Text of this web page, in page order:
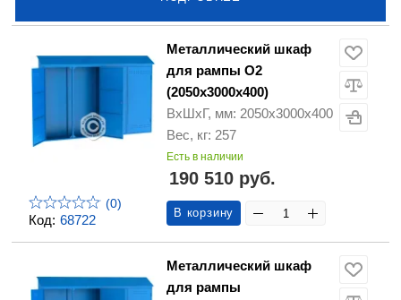
Код: 68722
(0)
Металлический шкаф
для рампы О2
(2050х3000х400)
ВхШхГ, мм: 2050х3000х400
Вес, кг: 257
Есть в наличии
190 510 руб.
В корзину
Металлический шкаф
для рампы